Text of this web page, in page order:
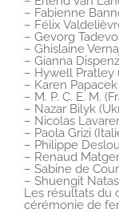
– Fabienne
– Félix
– Gevorg
– Ghislaine
– Gianna
– Hywell Pratley
– Karen
– M. P. C. E. M.
– Nazar Bilyk
– Nicolas
– Paola Grizi
– Philippe
– Renaud
– Sabine de
– Shuengit
Les résultats du
cérémonie de